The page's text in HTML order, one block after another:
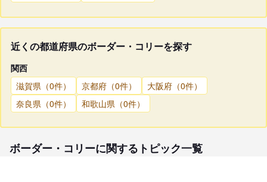
近くの都道府県のボーダー・コリーを探す
関西
滋賀県（0件）
京都府（0件）
大阪府（0件）
奈良県（0件）
和歌山県（0件）
ボーダー・コリーに関するトピック一覧